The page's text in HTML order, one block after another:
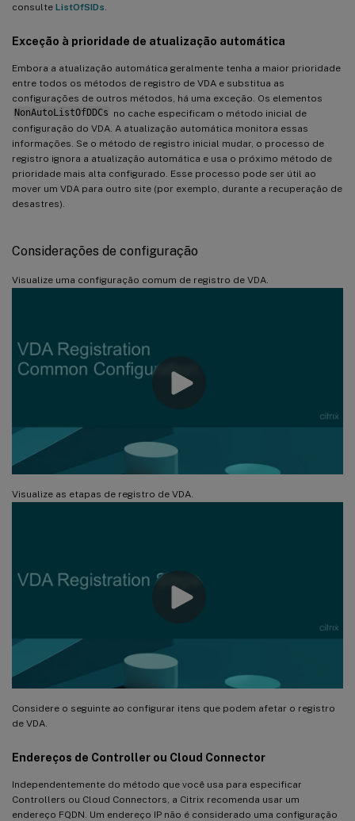
consulte ListOfSIDs
Exceção à prioridade de atualização automática
Embora a atualização automática geralmente tenha a maior prioridade
entre todos os métodos de registro de VDA e substitua as
configurações de outros métodos, há uma exceção. Os elementos
NonAutoListOfDDCs no cache especificam o método inicial de
configuração do VDA. A atualização automática monitora essas
informações. Se o método de registro inicial mudar, o processo de
registro ignora a atualização automática e usa o próximo método de
prioridade mais alta configurado. Esse processo pode ser útil ao
mover um VDA para outro site (por exemplo, durante a recuperação de
desastres).
Considerações de configuração
Visualize uma configuração comum de registro de VDA.
Visualize as etapas de registro de VDA.
Considere o seguinte ao configurar itens que podem afetar o registro
de VDA.
Endereços de Controller ou Cloud Connector
Independentemente do método que você usa para especificar
Controllers ou Cloud Connectors, a Citrix recomenda usar um
endereço FQDN. Um endereço IP não é considerado uma configuração